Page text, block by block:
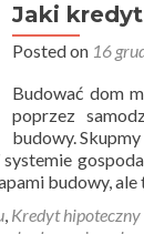
Jaki
Posted on 16
Budować dom
poprzez
budowy.
budowy,
, Kredyt hipoteczny